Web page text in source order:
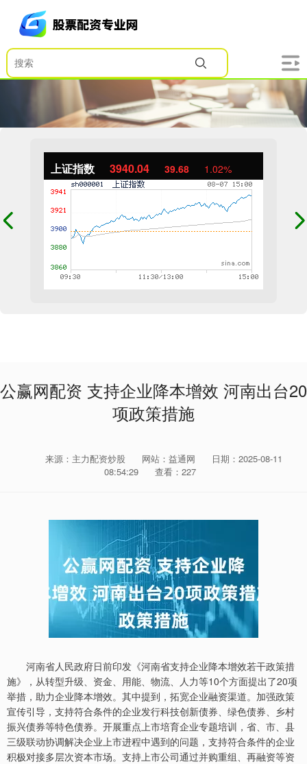
上证指数 3940.04 39.68 1.02%
公赢网配资 支持企业降本增效 河南出台20
项政策措施
来源：主力配资炒股 网站：益通网
日期：2025-08-11
08:54:29
查看：227
河南省人民政府日前印发《河南省支持企业降本增效若干政策措
施》，从转型升级、资金、用能、物流、人力等10个方面提出了20项
举措，助力企业降本增效。其中提到，拓宽企业融资渠道。加强政策
宣传引导，支持符合条件的企业发行科技创新债券、绿色债券、乡村
振兴债券等特色债券。开展重点上市培育企业专题培训，省、市、县
三级联动协调解决企业上市进程中遇到的问题，支持符合条件的企业
积极对接多层次资本市场。支持上市公司通过并购重组、再融资等资